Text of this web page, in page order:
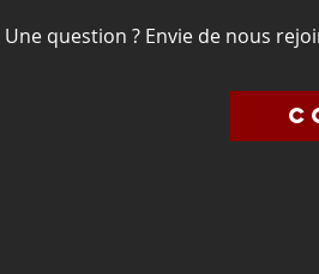
Une question ? Envie de nous